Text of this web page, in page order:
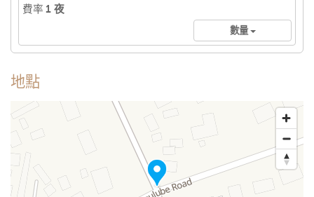
費率 1 夜
數量
地點